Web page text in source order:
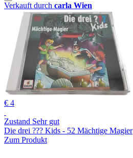
Verkauft durch carla Wien
€ 4
Zustand Sehr gut
Die drei ??? Kids - 52 Mächtige Magier
Zum Produkt